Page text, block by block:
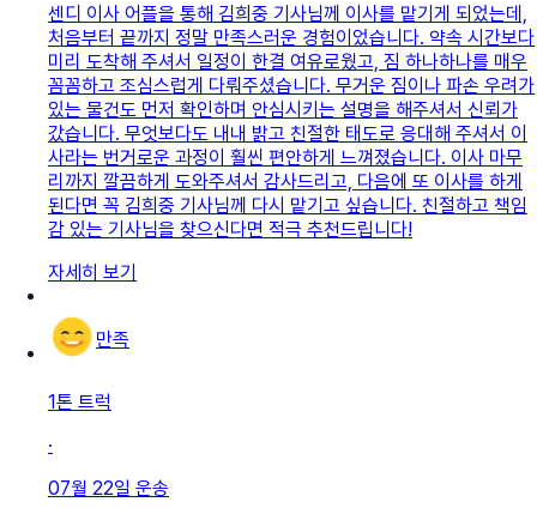
센디 이사 어플을 통해 김희중 기사님께 이사를 맡기게 되었는데,
처음부터 끝까지 정말 만족스러운 경험이었습니다. 약속 시간보다
미리 도착해 주셔서 일정이 한결 여유로웠고, 짐 하나하나를 매우
꼼꼼하고 조심스럽게 다뤄주셨습니다. 무거운 짐이나 파손 우려가
있는 물건도 먼저 확인하며 안심시키는 설명을 해주셔서 신뢰가
갔습니다. 무엇보다도 내내 밝고 친절한 태도로 응대해 주셔서 이
사라는 번거로운 과정이 훨씬 편안하게 느껴졌습니다. 이사 마무
리까지 깔끔하게 도와주셔서 감사드리고, 다음에 또 이사를 하게
된다면 꼭 김희중 기사님께 다시 맡기고 싶습니다. 친절하고 책임
감 있는 기사님을 찾으신다면 적극 추천드립니다!
자세히 보기
만족
1톤 트럭
·
07월 22일 운송